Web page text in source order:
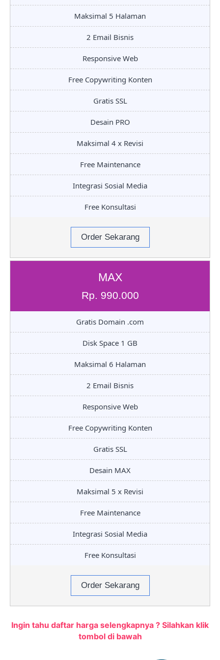
Maksimal 5 Halaman
2 Email Bisnis
Responsive Web
Free Copywriting Konten
Gratis SSL
Desain PRO
Maksimal 4 x Revisi
Free Maintenance
Integrasi Sosial Media
Free Konsultasi
Order Sekarang
MAX
Rp. 990.000
Gratis Domain .com
Disk Space 1 GB
Maksimal 6 Halaman
2 Email Bisnis
Responsive Web
Free Copywriting Konten
Gratis SSL
Desain MAX
Maksimal 5 x Revisi
Free Maintenance
Integrasi Sosial Media
Free Konsultasi
Order Sekarang
Ingin tahu daftar harga selengkapnya ? Silahkan klik
tombol di bawah